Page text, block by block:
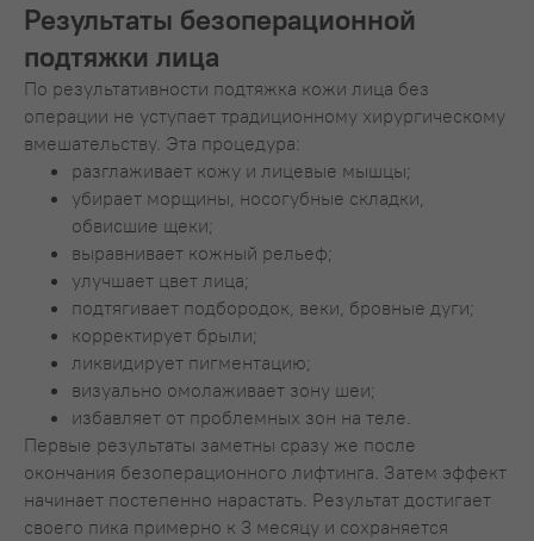
Результаты безоперационной
подтяжки лица
По результативности подтяжка кожи лица без
операции не уступает традиционному хирургическому
вмешательству. Эта процедура:
разглаживает кожу и лицевые мышцы;
убирает морщины, носогубные складки,
обвисшие щеки;
выравнивает кожный рельеф;
улучшает цвет лица;
подтягивает подбородок, веки, бровные дуги;
корректирует брыли;
ликвидирует пигментацию;
визуально омолаживает зону шеи;
избавляет от проблемных зон на теле.
Первые результаты заметны сразу же после
окончания безоперационного лифтинга. Затем эффект
начинает постепенно нарастать. Результат достигает
своего пика примерно к 3 месяцу и сохраняется